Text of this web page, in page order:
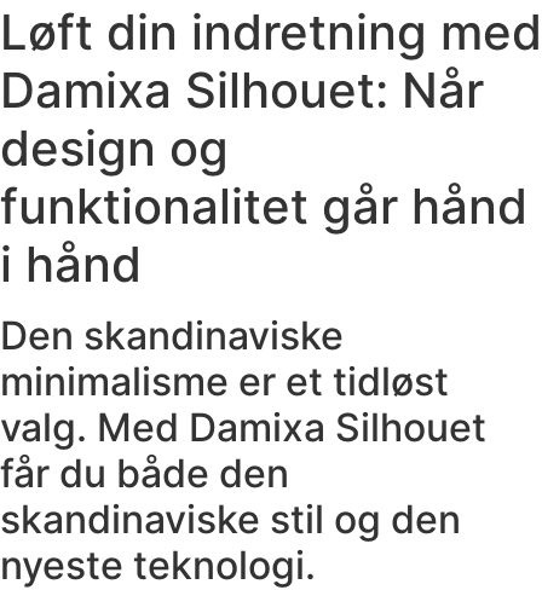
Løft din indretning med
Damixa Silhouet: Når
design og
funktionalitet går hånd
i hånd
Den skandinaviske
minimalisme er et tidløst
valg. Med Damixa Silhouet
får du både den
skandinaviske stil og den
nyeste teknologi.